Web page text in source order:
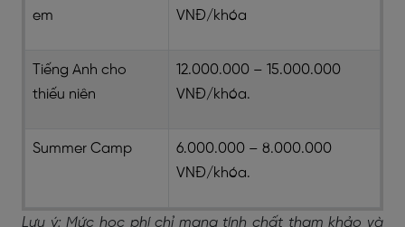
em
VNĐ/khóa
Tiếng Anh cho
thiếu niên
12.000.000 – 15.000.000
VNĐ/khóa.
Summer Camp
6.000.000 – 8.000.000
VNĐ/khóa.
Lưu ý: Mức học phí chỉ mang tính chất tham khảo và